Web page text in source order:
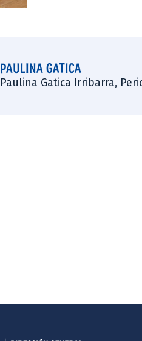
PAULINA GATICA
Paulina Gatica Irribarra,